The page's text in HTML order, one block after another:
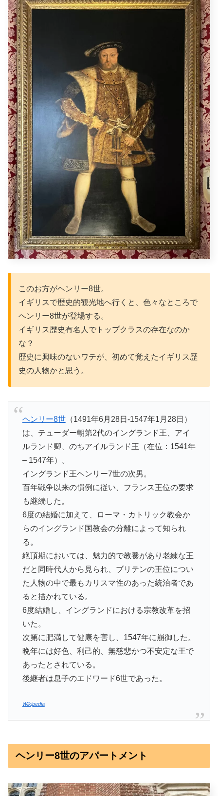
このお方がヘンリー8世。
イギリスで歴史的観光地へ行くと、色々なところで
ヘンリー8世が登場する。
イギリス歴史有名人でトップクラスの存在なのか
な？
歴史に興味のないワテが、初めて覚えたイギリス歴
史の人物かと思う。
ヘンリー8世（1491年6月28日-1547年1月28日）
は、テューダー朝第2代のイングランド王、アイ
ルランド卿、のちアイルランド王（在位：1541年
– 1547年）。
イングランド王ヘンリー7世の次男。
百年戦争以来の慣例に従い、フランス王位の要求
も継続した。
6度の結婚に加えて、ローマ・カトリック教会か
らのイングランド国教会の分離によって知られ
る。
絶頂期においては、魅力的で教養があり老練な王
だと同時代人から見られ、ブリテンの王位につい
た人物の中で最もカリスマ性のあった統治者であ
ると描かれている。
6度結婚し、イングランドにおける宗教改革を招
いた。
次第に肥満して健康を害し、1547年に崩御した。
晩年には好色、利己的、無慈悲かつ不安定な王で
あったとされている。
後継者は息子のエドワード6世であった。
Wikipedia
ヘンリー8世のアパートメント